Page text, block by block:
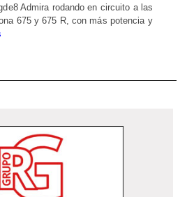
Admira rodando en circuito a las
675 y 675 R, con más potencia y